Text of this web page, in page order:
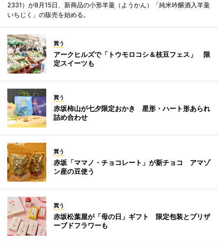
2331）が8月15日、新商品の小形羊羹（ようかん）「純米吟醸酒入羊羹
いちじく」の販売を始める。
買う
アークヒルズで「トウモロコシ＆枝豆フェス」 限
定スイーツも
買う
赤坂柿山が七夕限定おかき 星形・ハート形あられ
詰め合わせ
買う
赤坂「ママノ・チョコレート」が新チョコ アマゾ
ン産の豆使う
買う
赤坂松葉屋が「母の日」ギフト 限定包装とプリザ
ーブドフラワーも